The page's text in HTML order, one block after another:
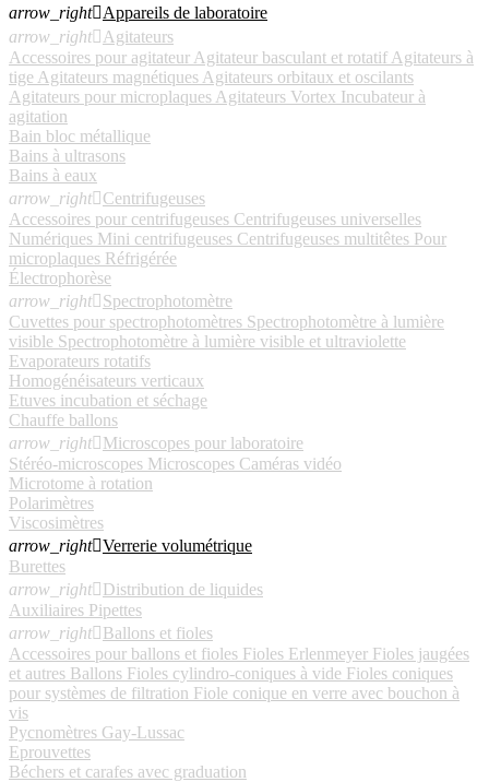
arrow_rightAppareils de laboratoire
arrow_right Agitateurs
Accessoires pour agitateur Agitateur basculant et rotatif Agitateurs à
tige Agitateurs magnétiques Agitateurs orbitaux et oscilants
Agitateurs pour microplaques Agitateurs Vortex Incubateur à
agitation
Bain bloc métallique
Bains à ultrasons
Bains à eaux
arrow_right Centrifugeuses
Accessoires pour centrifugeuses Centrifugeuses universelles
Numériques Mini centrifugeuses Centrifugeuses multitêtes Pour
microplaques Réfrigérée
Électrophorèse
arrow_right Spectrophotomètre
Cuvettes pour spectrophotomètres Spectrophotomètre à lumière
visible Spectrophotomètre à lumière visible et ultraviolette
Evaporateurs rotatifs
Homogénéisateurs verticaux
Etuves incubation et séchage
Chauffe ballons
arrow_right Microscopes pour laboratoire
Stéréo-microscopes Microscopes Caméras vidéo
Microtome à rotation
Polarimètres
Viscosimètres
arrow_rightVerrerie volumétrique
Burettes
arrow_right Distribution de liquides
Auxiliaires Pipettes
arrow_right Ballons et fioles
Accessoires pour ballons et fioles Fioles Erlenmeyer Fioles jaugées
et autres Ballons Fioles cylindro-coniques à vide Fioles coniques
pour systèmes de filtration Fiole conique en verre avec bouchon à
vis
Pycnomètres Gay-Lussac
Eprouvettes
Béchers et carafes avec graduation